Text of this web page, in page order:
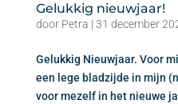
Gelukkig nieuwjaar!
door Petra | 31 december
Gelukkig Nieuwjaar. Voor
een lege bladzijde in mijn
voor mezelf in het nieuwe